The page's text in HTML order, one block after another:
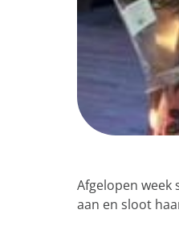
Afgelopen week
aan en sloot